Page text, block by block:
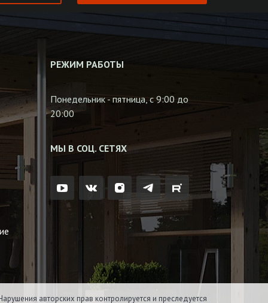
РЕЖИМ РАБОТЫ
Понедельник - пятница, с 9:00 до
20:00
МЫ В СОЦ. СЕТЯХ
авторских прав контролируется и преследуется